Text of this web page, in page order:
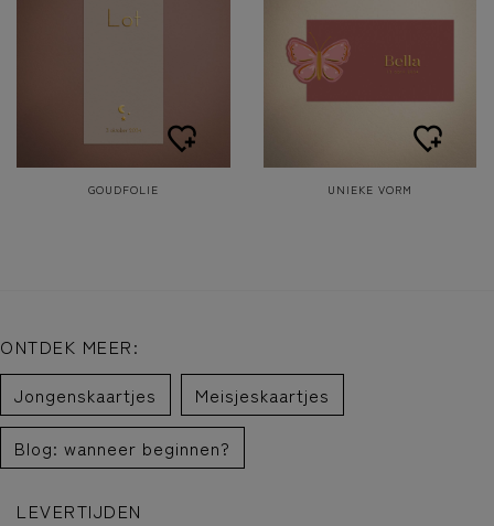
GOUDFOLIE UNIEKE VORM
ONTDEK MEER:
Jongenskaartjes
Meisjeskaartjes
Blog: wanneer beginnen?
LEVERTIJDEN